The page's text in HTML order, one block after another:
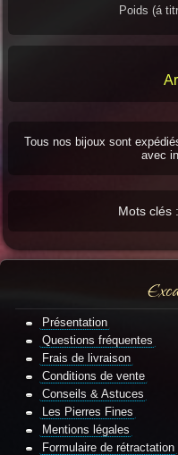
Poids (á
Tous nos bijoux sont
avec
Mots clés :
Présentation
Questions fréquentes
Frais de livraison
Conditions de vente
Conseils & Astuces
Les Pierres Fines
Mentions légales
Formulaire de rétractation